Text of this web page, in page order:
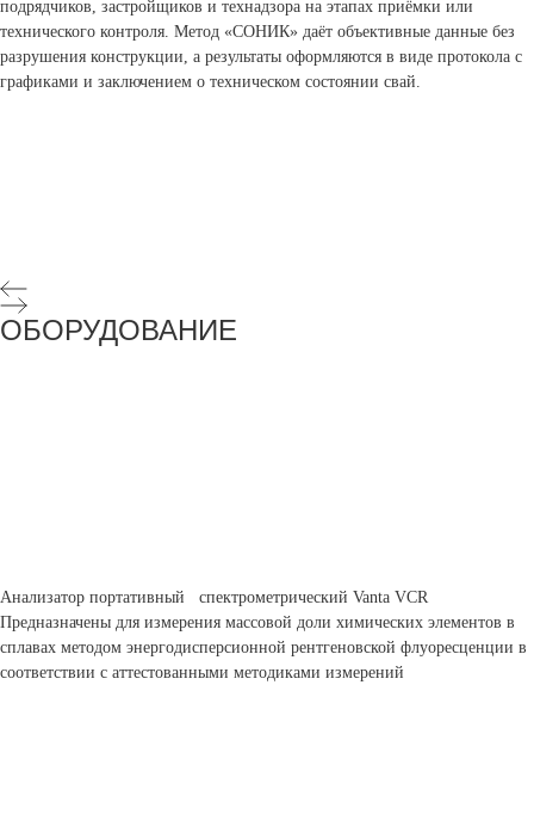
подрядчиков, застройщиков и технадзора на этапах приёмки или
технического контроля. Метод «СОНИК» даёт объективные данные без
разрушения конструкции, а результаты оформляются в виде протокола с
графиками и заключением о техническом состоянии свай.
ОБОРУДОВАНИЕ
Анализатор портативный спектрометрический Vanta VCR
Предназначены для измерения массовой доли химических элементов в
сплавах методом энергодисперсионной рентгеновской флуоресценции в
соответствии с аттестованными методиками измерений